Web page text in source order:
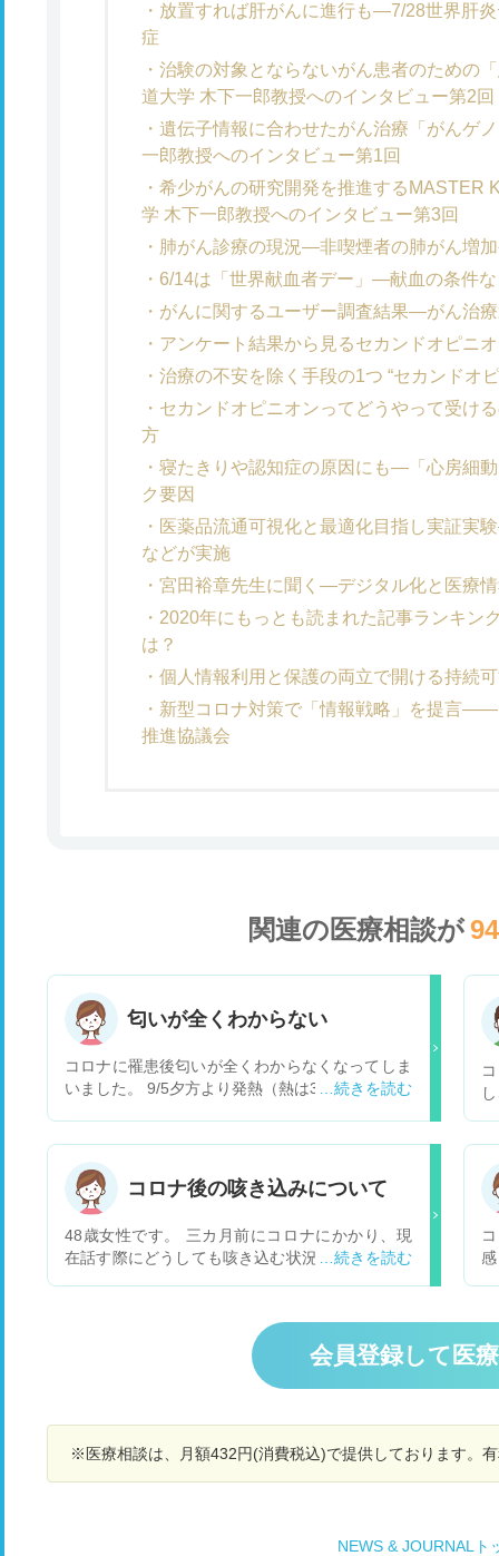
放置すれば肝がんに進行も―7/28世界肝炎
症
治験の対象とならないがん患者のための
道大学 木下一郎教授へのインタビュー第2回
遺伝子情報に合わせたがん治療「がんゲ
一郎教授へのインタビュー第1回
希少がんの研究開発を推進するMASTER
学 木下一郎教授へのインタビュー第3回
肺がん診療の現況―非喫煙者の肺がん増
6/14は「世界献血者デー」―献血の条件
がんに関するユーザー調査結果―がん治
アンケート結果から見るセカンドオピニ
治療の不安を除く手段の1つ “セカンドオ
セカンドオピニオンってどうやって受け
方
寝たきりや認知症の原因にも―「心房細
ク要因
医薬品流通可視化と最適化目指し実証実
などが実施
宮田裕章先生に聞く―デジタル化と医療
2020年にもっとも読まれた記事ランキン
は？
個人情報利用と保護の両立で開ける持続
新型コロナ対策で「情報戦略」を提言
推進協議会
関連の医療相談が
匂いが全くわからない
コロナに罹患後匂いが全くわからなくなってしま
いました。 9/5夕方より発熱（熱は3日くらいで平
か？受診するとすれば何科にいつ頃行けばよいの
でしょうか？コロナ後の咳き込みについて
48歳女性です。 三カ月前にコロナにかかり、現
在話す際にどうしても咳き込む状況がいまだ続い
際、咳がどうしてもでてしまいます。又、咳込み
が多いせいか、声もかすれることもあります。 三
カ月たった現在も完治の気配がない状態です。 コ
ロナ後に私のような症状が出ている方は多いので
ですが、このまま通院だけ続けていく形で良いも
のでしょうか？ なんとか、咳き込みをしずめたい
会員登録して医
※医療相談は、月額432円(消費税込)で提供しております。
NEWS & JOURNALト